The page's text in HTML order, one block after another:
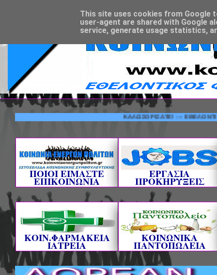
ΚΑΛΩΣΟΡΙΣΑΤΕ! --- ΕΘΕΛΟΝΤΙΚΟΣ
ΠΟΙΟΙ ΕΙΜΑΣΤΕ
ΕΠΙΚΟΙΝΩΝΙΑ
ΕΡΓΑΣΙΑ
ΠΡΟΚΗΡΥΞΕΙΣ
ΚΟΙΝ.ΦΑΡΜΑΚΕΙΑ
ΙΑΤΡΕΙΑ
ΚΟΙΝΩΝΙΚΑ
ΠΑΝΤΟΠΩΛΕΙΑ
This site uses cookies from Google
user-agent are shared with Google
service, generate usage statistics,